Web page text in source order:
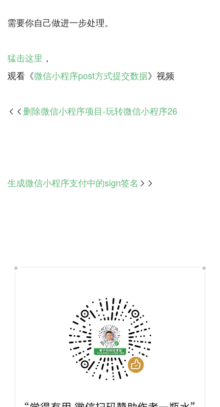
需要你自己做进一步处理。
猛击这里 ，
观看《微信小程序post方式提交数据
 删除微信小程序项目-玩转微信小程序26
生成微信小程序支付中的sign签名 